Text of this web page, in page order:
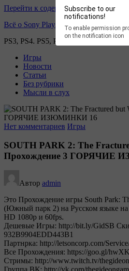
Subscribe to our
notifications!
To enable permission
on the notification icon
Перейти к содержимому
Всё о Sony Playstation
PS3, PS4. PS5, PS games
Игры
Новости
Статьи
Без рубрики
Мысли в слух
Нет комментариев Игры
SOUTH PARK 2: The
Прохождение 3 ГОРЯЧИЕ
Автор admin
Это Прохождение игры South Park:
(Южный парк 2) на Русском языке
HD 1080p и 60fps.
Дешевые Игры: http://bit.ly/GidSB
932B9904EDD443B1
Партнрка: http://letsoncorp.com/
Все Прохождения: https://goo.gl/
Стримы: http://www.twitch.tv/